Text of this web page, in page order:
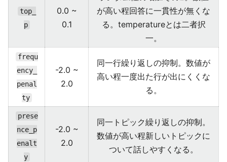
top_
p
0.0 ~
0.1
が高い程回答に一貫性が無くな
る。temperatureとは二者択
一。
frequ
ency_
penal
ty
-2.0 ~
2.0
同一行繰り返しの抑制。数値が
高い程一度出た行が出にくくな
る。
prese
nce_p
enalt
y
-2.0 ~
2.0
同一トピック繰り返しの抑制。
数値が高い程新しいトピックに
ついて話しやすくなる。